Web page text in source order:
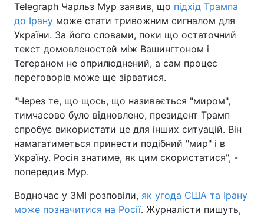
Telegraph Чарльз Мур заявив, що підхід Трампа
до Ірану може стати тривожним сигналом для
України. За його словами, поки що остаточний
текст домовленостей між Вашингтоном і
Тегераном не оприлюднений, а сам процес
переговорів може ще зірватися.
"Через те, що щось, що називається "миром",
тимчасово було відновлено, президент Трамп
спробує використати це для інших ситуацій. Він
намагатиметься принести подібний "мир" і в
Україну. Росія знатиме, як цим скористатися", -
попередив Мур.
Водночас у ЗМІ розповіли, як угода США та Ірану
може позначитися на Росії. Журналісти пишуть,